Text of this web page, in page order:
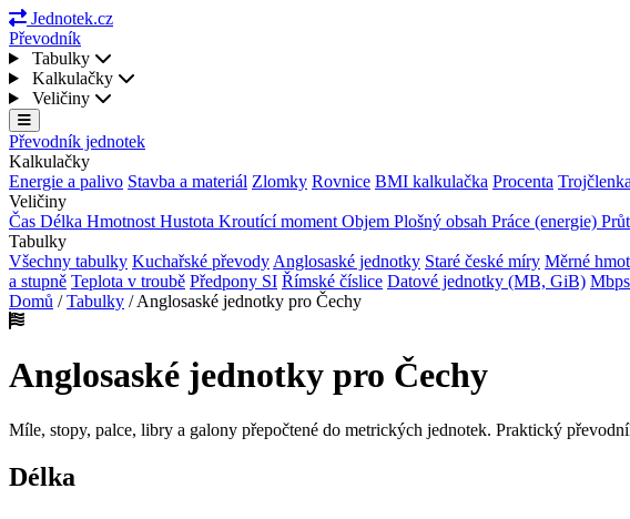
Jednotek.cz
Převodník
Tabulky
Kalkulačky
Veličiny
Převodník jednotek
Kalkulačky
Energie a palivo Stavba a materiál Zlomky Rovnice BMI kalkulačka Procenta Trojčlenka
Veličiny
Čas Délka Hmotnost Hustota Kroutící moment Objem Plošný obsah Práce (energie)
Tabulky
Všechny tabulky Kuchařské převody Anglosaské jednotky Staré české míry Měrné
a stupně Teplota v troubě Předpony SI Římské číslice Datové jednotky (MB, GiB)
Domů / Tabulky / Anglosaské jednotky pro Čechy
Anglosaské jednotky pro Čechy
Míle, stopy, palce, libry a galony přepočtené do metrických jednotek. Praktický
Délka